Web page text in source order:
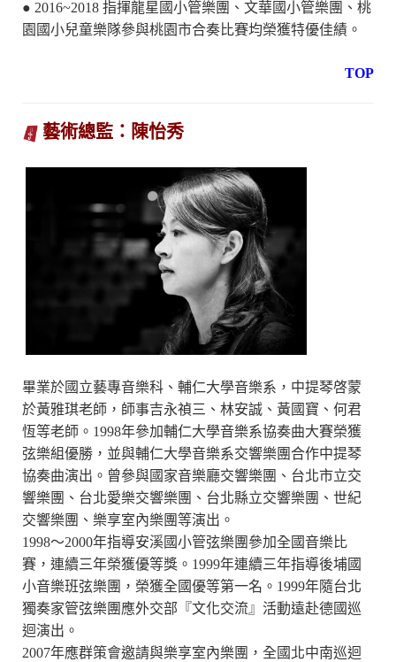
● 2016~2018 指揮龍星國小管樂團、文華國小管樂團、桃
園國小兒童樂隊參與桃園市合奏比賽均榮獲特優佳績。
TOP
藝術總監 ：陳怡秀
畢業於國立藝專音樂科、輔仁大學音樂系，中提琴啓蒙
於黃雅琪老師，師事吉永禎三、林安誠、黃國寶、何君
恆等老師。1998年參加輔仁大學音樂系協奏曲大賽榮獲
弦樂組優勝，並與輔仁大學音樂系交響樂團合作中提琴
協奏曲演出。曾參與國家音樂廳交響樂團、台北市立交
響樂團、台北愛樂交響樂團、台北縣立交響樂團、世紀
交響樂團、樂享室內樂團等演出。
1998～2000年指導安溪國小管弦樂團參加全國音樂比
賽，連續三年榮獲優等獎。1999年連續三年指導後埔國
小音樂班弦樂團，榮獲全國優等第一名。1999年隨台北
獨奏家管弦樂團應外交部『文化交流』活動遠赴德國巡
迴演出。
2007年應群策會邀請與樂享室內樂團，全國北中南巡迴